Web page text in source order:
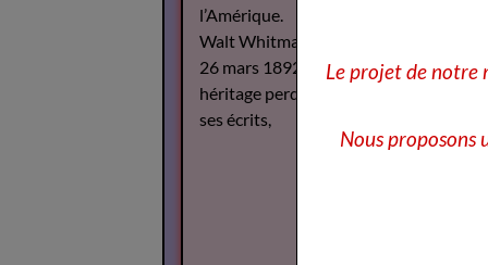
l’Amérique.
Walt Whitman est décédé le
26 mars 1892, mais son
héritage perdure à travers
ses écrits,
Le projet de notre
Nous proposons